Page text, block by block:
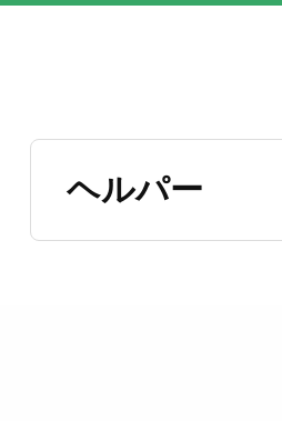
ヘルパー